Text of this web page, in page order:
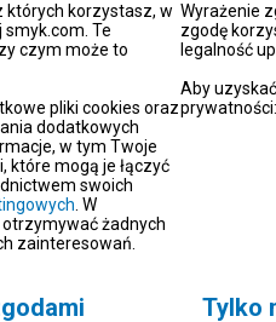
których korzystasz, w
Te
czym może to
pliki cookies oraz
dodatkowych
w tym Twoje
mogą je łączyć
swoich
. W
żadnych
zainteresowań.
Wyrażenie
zgodę
legalność
Aby
prywatności:
Tylko